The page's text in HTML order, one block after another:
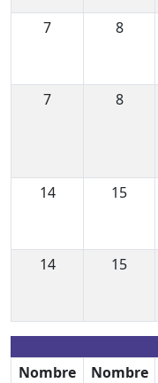
7
8
7
8
14
15
14
15
Nombre
Nombre